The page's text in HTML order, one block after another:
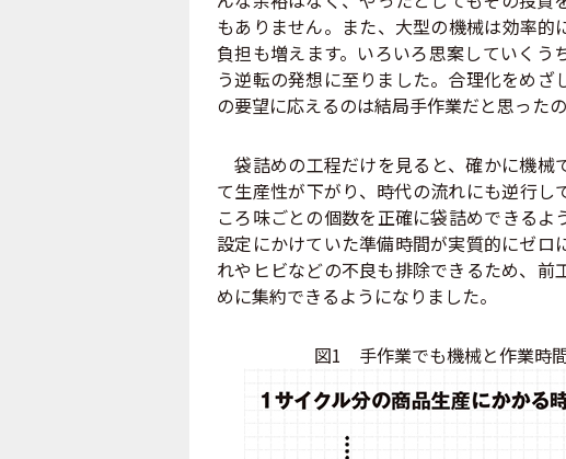
もありません。また、大型の機械は効率
負担も増えます。いろいろ思案していく
う逆転の発想に至りました。合理化をめ
の要望に応えるのは結局手作業だと思ったの
袋詰めの工程だけを見ると、確かに機械
て生産性が下がり、時代の流れにも逆行
ころ味ごとの個数を正確に袋詰めできる
設定にかけていた準備時間が実質的にゼ
れやヒビなどの不良も排除できるため、
めに集約できるようになりました。
図1 手作業でも機械と作業時